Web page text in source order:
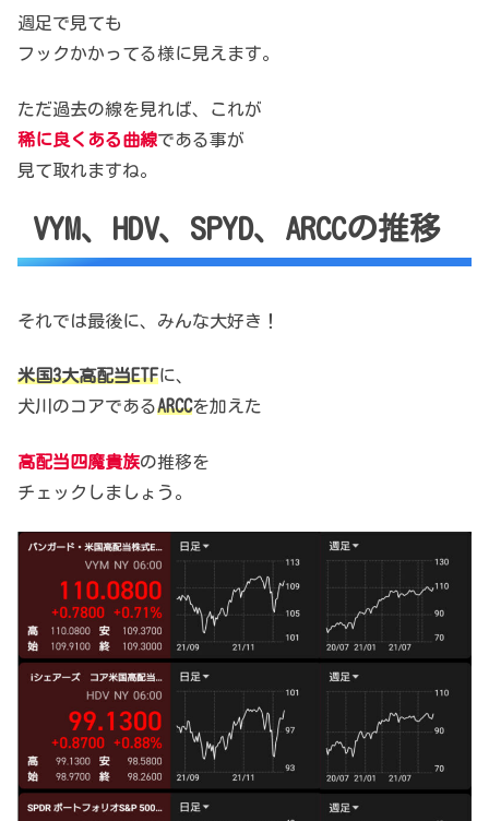
週足で見ても
フックかかってる様に見えます。
ただ過去の線を見れば、これが
稀に良くある曲線である事が
見て取れますね。
VYM、HDV、SPYD、ARCCの推移
それでは最後に、みんな大好き！
米国3大高配当ETFに、
犬川のコアであるARCCを加えた
高配当四魔貴族の推移を
チェックしましょう。